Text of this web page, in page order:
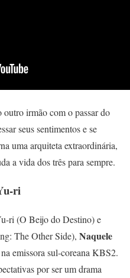
irmão com o passar do
seus sentimentos e se
uma arquiteta extraordinária,
a vida dos três para sempre.
ri
ri (O Beijo do Destino) e
The Other Side), Naquele
emissora sul-coreana KBS2.
por ser um drama